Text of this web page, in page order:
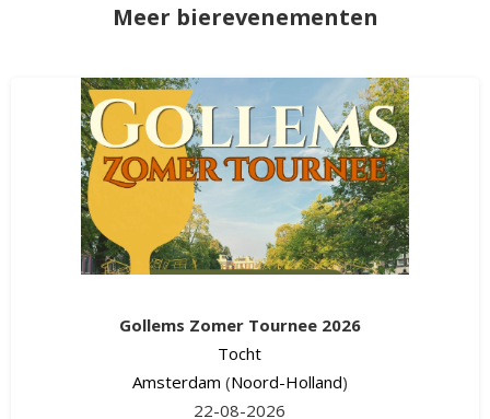
Meer bierevenementen
Gollems Zomer Tournee 2026
Tocht
Amsterdam (Noord-Holland)
22-08-2026